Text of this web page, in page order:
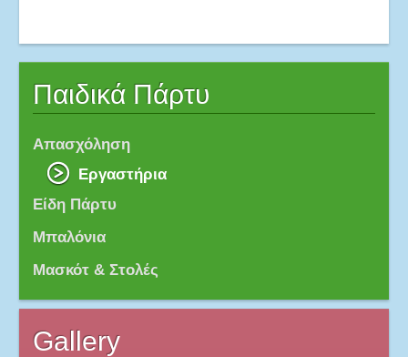
Παιδικά Πάρτυ
Απασχόληση
Εργαστήρια
Είδη Πάρτυ
Μπαλόνια
Μασκότ & Στολές
Gallery